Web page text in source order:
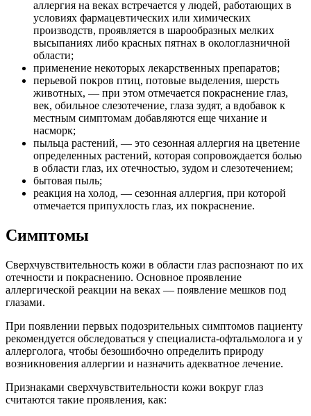
аллергия на веках встречается у людей, работающих в
условиях фармацевтических или химических
производств, проявляется в шарообразных мелких
высыпаниях либо красных пятнах в окологлазничной
области;
применение некоторых лекарственных препаратов;
перьевой покров птиц, потовые выделения, шерсть
животных, — при этом отмечается покраснение глаз,
век, обильное слезотечение, глаза зудят, а вдобавок к
местным симптомам добавляются еще чихание и
насморк;
пыльца растений, — это сезонная аллергия на цветение
определенных растений, которая сопровождается болью
в области глаз, их отечностью, зудом и слезотечением;
бытовая пыль;
реакция на холод, — сезонная аллергия, при которой
отмечается припухлость глаз, их покраснение.
Симптомы
Сверхчувствительность кожи в области глаз распознают по их
отечности и покраснению. Основное проявление
аллергической реакции на веках — появление мешков под
глазами.
При появлении первых подозрительных симптомов пациенту
рекомендуется обследоваться у специалиста-офтальмолога и у
аллерголога, чтобы безошибочно определить природу
возникновения аллергии и назначить адекватное лечение.
Признаками сверхчувствительности кожи вокруг глаз
считаются такие проявления, как: